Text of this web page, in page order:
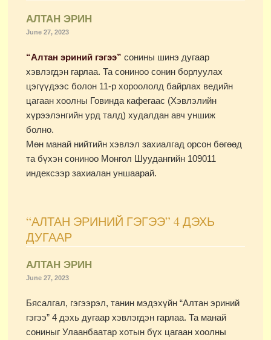
АЛТАН ЭРИН
June 27, 2023
“Алтан эриний гэгээ” сонины шинэ дугаар
хэвлэгдэн гарлаа. Та сониноо сонин борлуулах
цэгүүдээс болон 11-р хороололд байрлах ведийн
цагаан хоолны Говинда кафегаас (Хэвлэлийн
хүрээлэнгийн урд талд) худалдан авч уншиж
болно.
Мөн манай нийтийн хэвлэл захиалгад орсон бөгөөд
та бүхэн сониноо Монгол Шуудангийн 109011
индексээр захиалан уншаарай.
“АЛТАН ЭРИНИЙ ГЭГЭЭ” 4 ДЭХЬ
ДУГААР
АЛТАН ЭРИН
June 27, 2023
Бясалгал, гэгээрэл, танин мэдэхүйн “Алтан эриний
гэгээ” 4 дэхь дугаар хэвлэгдэн гарлаа. Та манай
сониныг Улаанбаатар хотын бүх цагаан хоолны